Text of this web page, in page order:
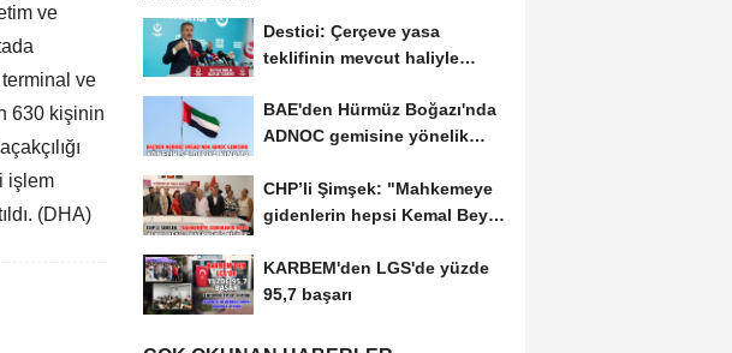
ve
ve
630 kişinin
işlem
(DHA)
Destici: Çerçeve yasa
teklifinin mevcut haliyle
BAE'den Hürmüz Boğazı'nda
ADNOC gemisine yönelik
CHP’li Şimşek: "Mahkemeye
gidenlerin hepsi Kemal Bey’e
KARBEM'den LGS'de yüzde
95,7 başarı